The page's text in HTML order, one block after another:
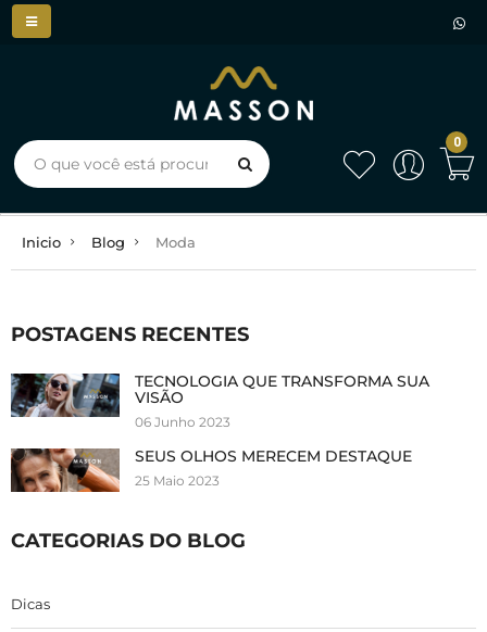
0
Inicio Blog Moda
POSTAGENS RECENTES
TECNOLOGIA QUE TRANSFORMA SUA
VISÃO
06 Junho 2023
SEUS OLHOS MERECEM DESTAQUE
25 Maio 2023
CATEGORIAS DO BLOG
Dicas